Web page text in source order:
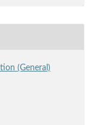
(General)